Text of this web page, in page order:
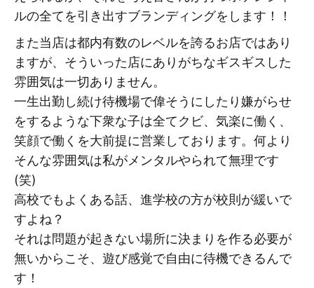
ルの全てを引き出すブランディングをします！！
また当店は都内有数のレベルを誇るお店ではあり
ますが、そういった店にありがちなギスギスした
雰囲気は一切ありません。
一生出勤し続け待機場で偉そうにしたり嫌がらせ
をするような下衆な子は全てクビ、気楽に働く、
笑顔で働くを大前提に営業しております。何より
そんな雰囲気は私がメンタルやられて無理です
(笑)
高校でもよくある話、進学校の方が校則が緩いで
すよね？
それは問題が起きない場所に決まりを作る必要が
無いからこそ、遊び感覚で自由に待機できるんで
す！